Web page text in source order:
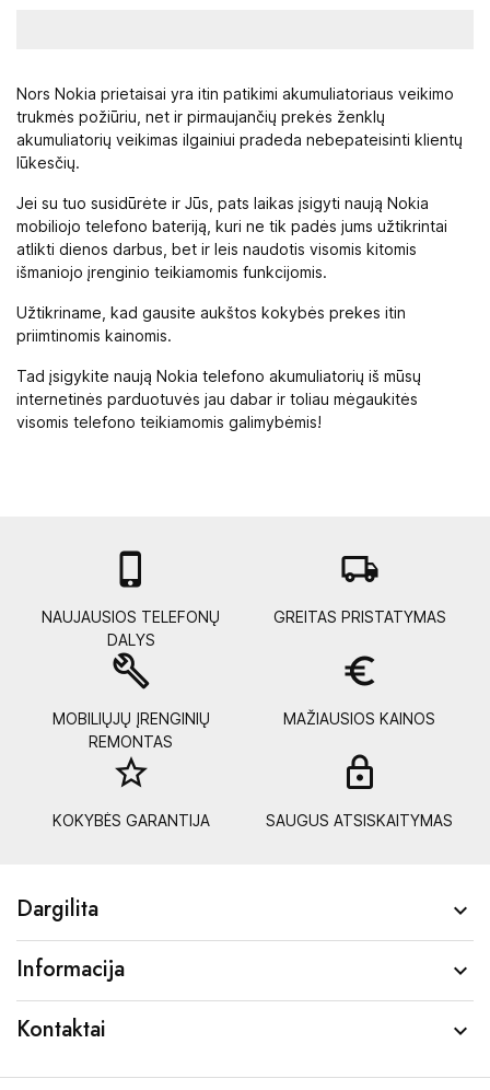
Nors Nokia prietaisai yra itin patikimi akumuliatoriaus veikimo
trukmės požiūriu, net ir pirmaujančių prekės ženklų
akumuliatorių veikimas ilgainiui pradeda nebepateisinti klientų
lūkesčių.
Jei su tuo susidūrėte ir Jūs, pats laikas įsigyti naują Nokia
mobiliojo telefono bateriją, kuri ne tik padės jums užtikrintai
atlikti dienos darbus, bet ir leis naudotis visomis kitomis
išmaniojo įrenginio teikiamomis funkcijomis.
Užtikriname, kad gausite aukštos kokybės prekes itin
priimtinomis kainomis.
Tad įsigykite naują Nokia telefono akumuliatorių iš mūsų
internetinės parduotuvės jau dabar ir toliau mėgaukitės
visomis telefono teikiamomis galimybėmis!

NAUJAUSIOS TELEFONŲ
DALYS
local_shipping
GREITAS PRISTATYMAS
build
MOBILIŲJŲ ĮRENGINIŲ
REMONTAS
euro_symbol
MAŽIAUSIOS KAINOS
star_border
KOKYBĖS GARANTIJA SAUGUS ATSISKAITYMAS
Dargilita 
Informacija 
Kontaktai 